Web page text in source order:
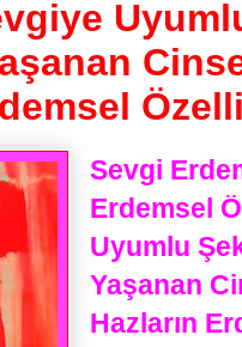
Sevgi
Erdemsel
Uyumlu
Yaşanan
Hazların